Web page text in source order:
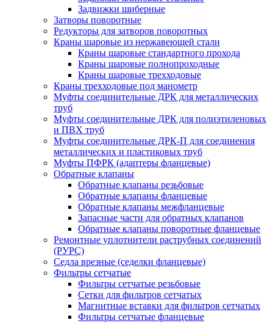
Задвижки шиберные
Затворы поворотные
Редукторы для затворов поворотных
Краны шаровые из нержавеющей стали
Краны шаровые стандартного прохода
Краны шаровые полнопроходные
Краны шаровые трехходовые
Краны трехходовые под манометр
Муфты соединительные ДРК для металлических
труб
Муфты соединительные ДРК для полиэтиленовых
и ПВХ труб
Муфты соединительные ДРК-П для соединения
металлических и пластиковых труб
Муфты ПФРК (адаптеры фланцевые)
Обратные клапаны
Обратные клапаны резьбовые
Обратные клапаны фланцевые
Обратные клапаны межфланцевые
Запасные части для обратных клапанов
Обратные клапаны поворотные фланцевые
Ремонтные уплотнители раструбных соединений
(РУРС)
Седла врезные (седелки фланцевые)
Фильтры сетчатые
Фильтры сетчатые резьбовые
Сетки для фильтров сетчатых
Магнитные вставки для фильтров сетчатых
Фильтры сетчатые фланцевые